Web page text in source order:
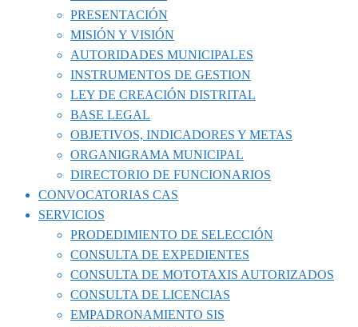
PRESENTACIÓN
MISIÓN Y VISIÓN
AUTORIDADES MUNICIPALES
INSTRUMENTOS DE GESTION
LEY DE CREACIÓN DISTRITAL
BASE LEGAL
OBJETIVOS, INDICADORES Y METAS
ORGANIGRAMA MUNICIPAL
DIRECTORIO DE FUNCIONARIOS
CONVOCATORIAS CAS
SERVICIOS
PRODEDIMIENTO DE SELECCIÓN
CONSULTA DE EXPEDIENTES
CONSULTA DE MOTOTAXIS AUTORIZADOS
CONSULTA DE LICENCIAS
EMPADRONAMIENTO SIS